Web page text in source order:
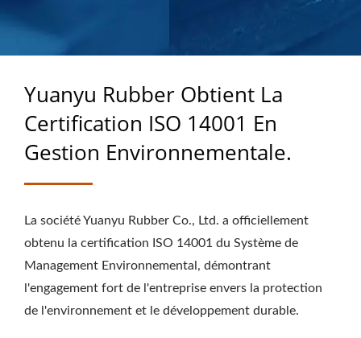
D'EXPERTISE EN TANT
QUE FABRICANT DE
PRODUITS EN
CAOUTCHOUC SUR
Yuanyu Rubber Obtient La
Certification ISO 14001 En
Gestion Environnementale.
La société Yuanyu Rubber Co., Ltd. a officiellement
obtenu la certification ISO 14001 du Système de
Management Environnemental, démontrant
l'engagement fort de l'entreprise envers la protection
de l'environnement et le développement durable.